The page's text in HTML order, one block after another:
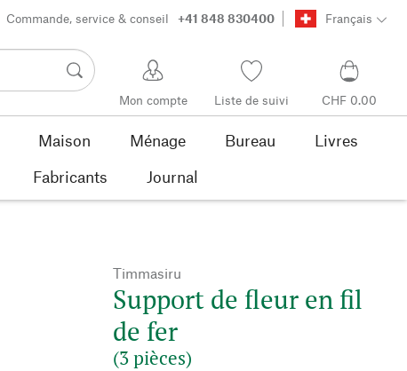
Commande, service & conseil +41 848 830400 Français
Mon compte Liste de suivi CHF 0.00
Maison Ménage Bureau
Livres
Fabricants Journal
Timmasiru
Support de fleur en fil
de fer
(3 pièces)